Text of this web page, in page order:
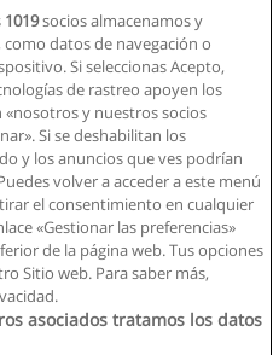
Partida con Mención
1019socios almacenamos y
datos de navegación o
Si seleccionas Acepto,
de rastreo apoyen los
y nuestros socios
Si se deshabilitan los
y los anuncios que ves podrían
volver a acceder a este menú
el consentimiento en cualquier
«Gestionar las preferencias»
de la página web. Tus opciones
Sitio web. Para saber más,
asociados tratamos los datos